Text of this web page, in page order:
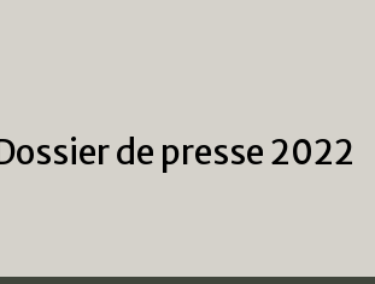
de presse 2022